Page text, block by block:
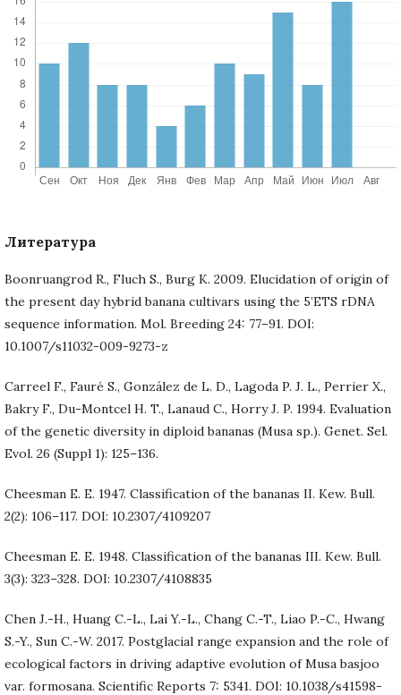
Литература
Boonruangrod R., Fluch S., Burg K. 2009. Elucidation of origin of
the present day hybrid banana cultivars using the 5’ETS rDNA
sequence information. Mol. Breeding 24: 77–91. DOI:
10.1007/s11032-009-9273-z
Carreel F., Fauré S., González de L. D., Lagoda P. J. L., Perrier X.,
Bakry F., Du-Montcel H. T., Lanaud C., Horry J. P. 1994. Evaluation
of the genetic diversity in diploid bananas (Musa sp.). Genet. Sel.
Evol. 26 (Suppl 1): 125–136.
Cheesman E. E. 1947. Classification of the bananas II. Kew. Bull.
2(2): 106–117. DOI: 10.2307/4109207
Cheesman E. E. 1948. Classification of the bananas III. Kew. Bull.
3(3): 323–328. DOI: 10.2307/4108835
Chen J.-H., Huang C.-L., Lai Y.-L., Chang C.-T., Liao P.-C., Hwang
S.-Y., Sun C.-W. 2017. Postglacial range expansion and the role of
ecological factors in driving adaptive evolution of Musa basjoo
var. formosana. Scientific Reports 7: 5341. DOI: 10.1038/s41598-